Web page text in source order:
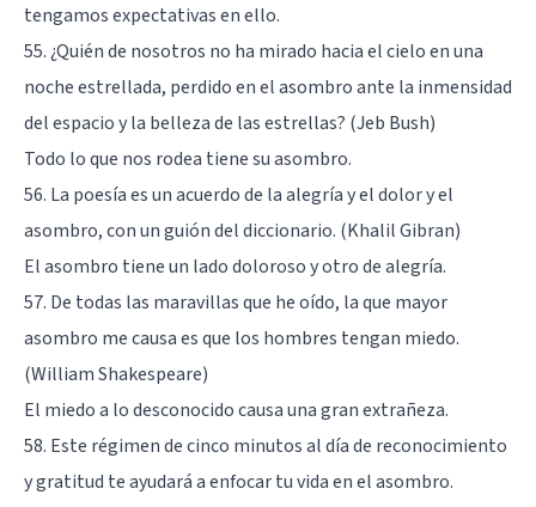
tengamos expectativas en ello.
55. ¿Quién de nosotros no ha mirado hacia el cielo en una
noche estrellada, perdido en el asombro ante la inmensidad
del espacio y la belleza de las estrellas? (Jeb Bush)
Todo lo que nos rodea tiene su asombro.
56. La poesía es un acuerdo de la alegría y el dolor y el
asombro, con un guión del diccionario. (Khalil Gibran)
El asombro tiene un lado doloroso y otro de alegría.
57. De todas las maravillas que he oído, la que mayor
asombro me causa es que los hombres tengan miedo.
(William Shakespeare)
El miedo a lo desconocido causa una gran extrañeza.
58. Este régimen de cinco minutos al día de reconocimiento
y gratitud te ayudará a enfocar tu vida en el asombro.